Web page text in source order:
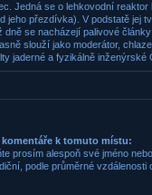
Jedná se o lehkovodní
jeho přezdívka). V podstatě jej
dně se nacházejí palivové
slouží jako moderátor,
jaderné a fyzikálně inženýrské
komentáře k tomuto místu:
prosím alespoň své jméno
podle průměrné vzdálenosti